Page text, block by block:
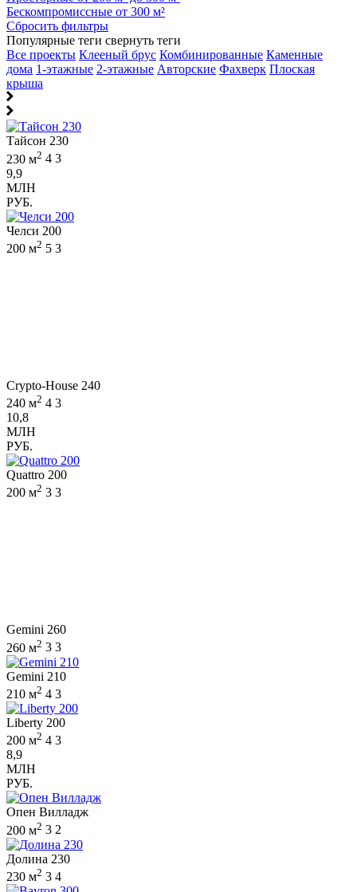
Бескомпромиссные от 300 м²
Сбросить фильтры
Популярные теги свернуть теги
Все проекты Клееный брус Комбинированные Каменные
дома 1-этажные 2-этажные Авторские Фахверк Плоская
крыша
Тайсон 230
230 м2 4 3
9,9
МЛН
РУБ.
Челси 200
200 м2 5 3
Crypto-House 240
240 м2 4 3
10,8
МЛН
РУБ.
Quattro 200
200 м2 3 3
Gemini 260
260 м2 3 3
Gemini 210
210 м2 4 3
Liberty 200
200 м2 4 3
8,9
МЛН
РУБ.
Опен Вилладж
200 м2 3 2
Долина 230
230 м2 3 4